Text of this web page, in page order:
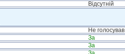
Відсутній
Не голосував
За
За